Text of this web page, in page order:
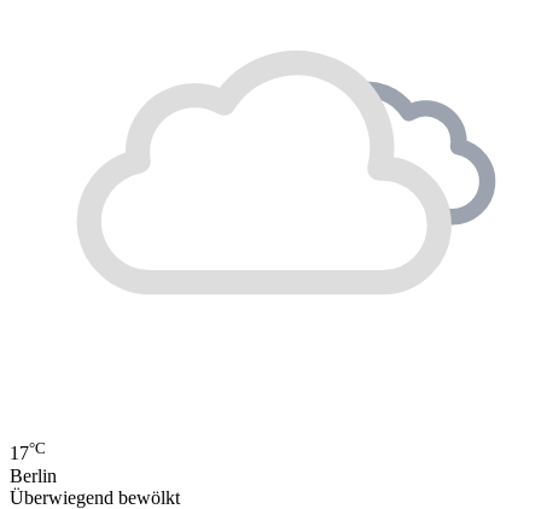
17°C
Berlin
Überwiegend bewölkt